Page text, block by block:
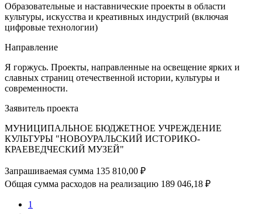
Образовательные и наставнические проекты в области
культуры, искусства и креативных индустрий (включая
цифровые технологии)
Направление
Я горжусь. Проекты, направленные на освещение ярких и
славных страниц отечественной истории, культуры и
современности.
Заявитель проекта
МУНИЦИПАЛЬНОЕ БЮДЖЕТНОЕ УЧРЕЖДЕНИЕ
КУЛЬТУРЫ "НОВОУРАЛЬСКИЙ ИСТОРИКО-
КРАЕВЕДЧЕСКИЙ МУЗЕЙ"
Запрашиваемая сумма 135 810,00 ₽
Общая сумма расходов на реализацию 189 046,18 ₽
1